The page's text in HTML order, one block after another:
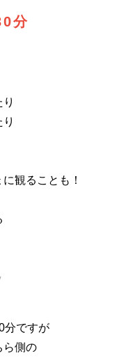
分
観ることも！
分ですが
ら側の